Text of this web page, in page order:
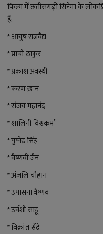
फ़िल्म में छत्तीसगढ़ी सिनेमा के
हैं:
* आयुष राजवैद्य
* प्राची ठाकुर
* प्रकाश अवस्थी
* करण ख़ान
* संजय महानंद
* शालिनी विश्वकर्मा
* पुष्पेंद्र सिंह
* ⁠वैष्णवी जैन
* अंजलि चौहान
* उपासना वैष्णव
* उर्वशी साहू
* विक्रांत सेंद्रे